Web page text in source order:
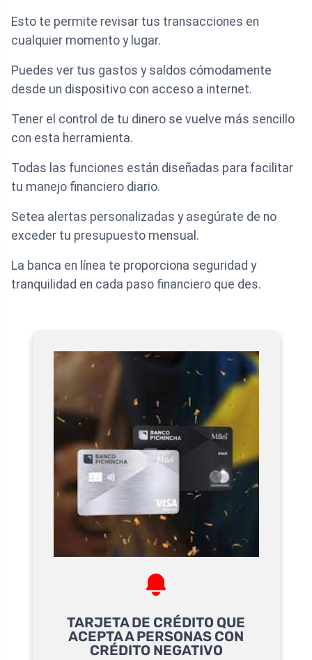
Esto te permite revisar tus transacciones en
cualquier momento y lugar.
Puedes ver tus gastos y saldos cómodamente
desde un dispositivo con acceso a internet.
Tener el control de tu dinero se vuelve más sencillo
con esta herramienta.
Todas las funciones están diseñadas para facilitar
tu manejo financiero diario.
Setea alertas personalizadas y asegúrate de no
exceder tu presupuesto mensual.
La banca en línea te proporciona seguridad y
tranquilidad en cada paso financiero que des.
TARJETA DE CRÉDITO QUE
ACEPTA A PERSONAS CON
CRÉDITO NEGATIVO